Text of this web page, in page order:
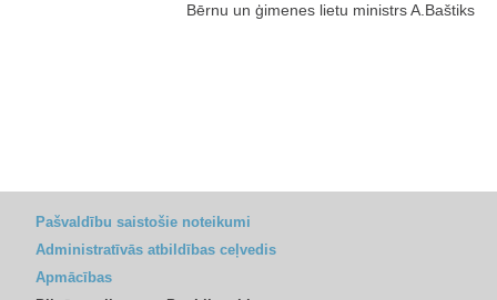
Bērnu un ģimenes lietu ministrs A.Baštiks
Pašvaldību saistošie noteikumi
Administratīvās atbildības ceļvedis
Apmācības